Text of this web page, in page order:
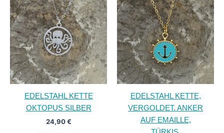
EDELSTAHL KETTE
OKTOPUS SILBER
24,90€
EDELSTAHL KETTE,
VERGOLDET. ANKER
AUF EMAILLE,